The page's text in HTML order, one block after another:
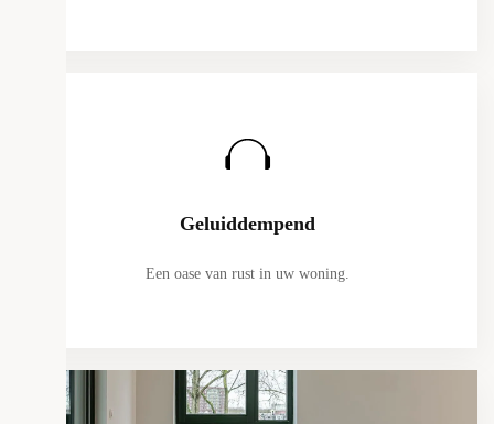
Geluiddempend
Een oase van rust in uw woning.